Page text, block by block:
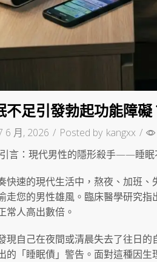
不足引發勃起功能障
6 月, 2026 / Posted by kangxx /
言：現代男性的隱形殺手——睡眠
快速的現代生活中，熬夜、加班
走您的男性雄風。臨床醫學研究
常人高出數倍。
現自己在夜間或清晨失去了往日
的「睡眠債」警告。面對這種因